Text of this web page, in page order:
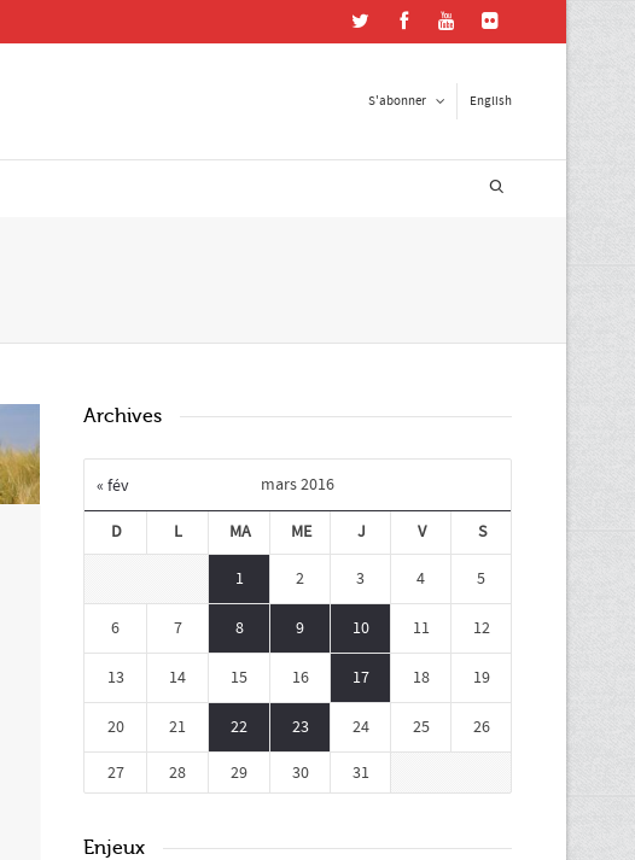
S'abonner English
Archives
mars 2016
D L MA ME J V S
« fév
1 2 3 4 5
6 7 8 9 10 11 12
13 14 15 16 17 18 19
20 21 22 23 24 25 26
27 28 29 30 31
Enjeux